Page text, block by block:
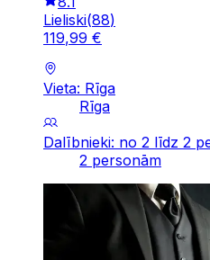
Lieliski(88)
119,99 €
Vieta: Rīga
Rīga
Dalībnieki: no 2 līdz 2
2 personām